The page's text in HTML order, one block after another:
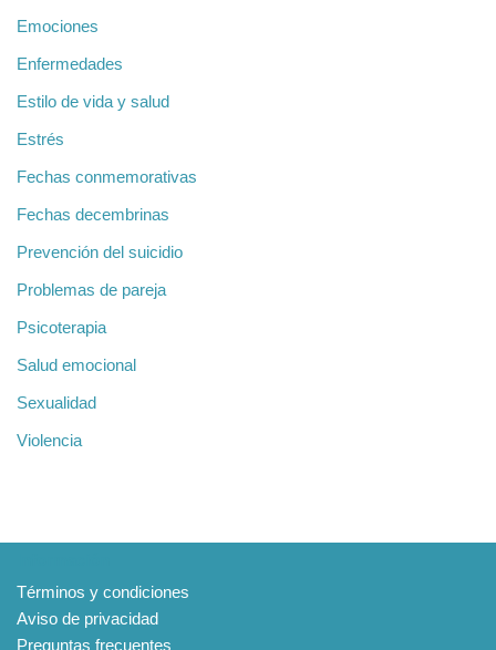
Emociones
Enfermedades
Estilo de vida y salud
Estrés
Fechas conmemorativas
Fechas decembrinas
Prevención del suicidio
Problemas de pareja
Psicoterapia
Salud emocional
Sexualidad
Violencia
Términos y condiciones
Aviso de privacidad
Preguntas frecuentes